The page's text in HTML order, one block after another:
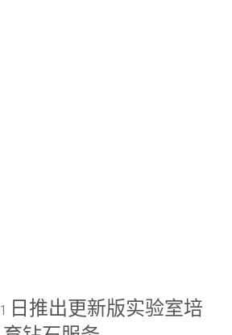
1 日推出更新版实验室培